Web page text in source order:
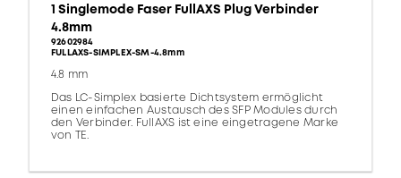
1 Singlemode Faser FullAXS Plug Verbinder
4.8mm
92602984
FULLAXS-SIMPLEX-SM-4.8mm
4.8 mm
Das LC-Simplex basierte Dichtsystem ermöglicht
einen einfachen Austausch des SFP Modules durch
den Verbinder. FullAXS ist eine eingetragene Marke
von TE.